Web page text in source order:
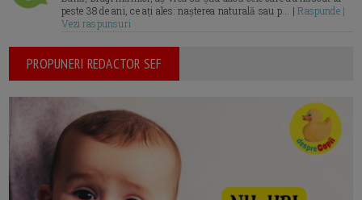
peste 38 de ani, ce ați ales: nașterea naturală sau p... |Raspunde |
Vezi raspunsuri
PROPUNERI REDACTOR SEF